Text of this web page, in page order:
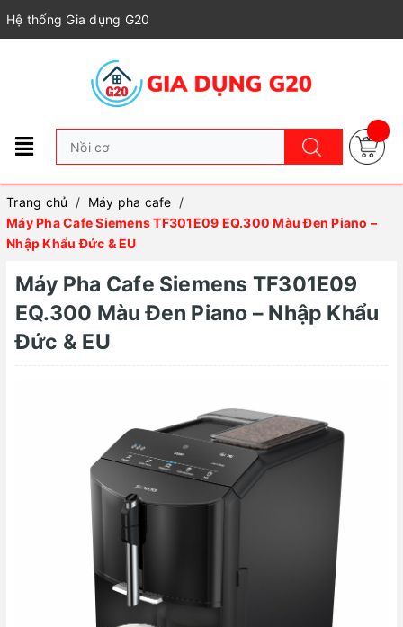
Hệ thống Gia dụng G20
Trang chủ / Máy pha cafe /
Máy Pha Cafe Siemens TF301E09 EQ.300 Màu Đen Piano –
Nhập Khẩu Đức & EU
Máy Pha Cafe Siemens TF301E09
EQ.300 Màu Đen Piano – Nhập Khẩu
Đức & EU